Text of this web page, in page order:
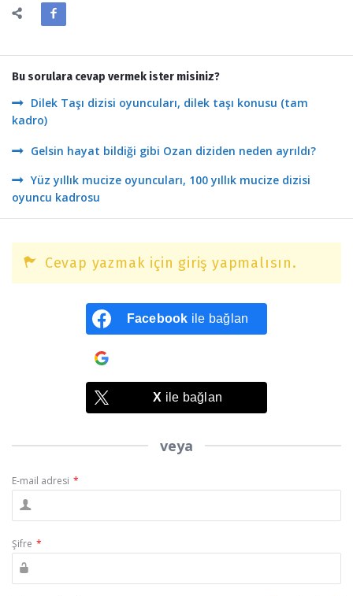
Bu sorulara cevap vermek ister misiniz?
Dilek Taşı dizisi oyuncuları, dilek taşı konusu (tam
kadro)
Gelsin hayat bildiği gibi Ozan diziden neden ayrıldı?
Yüz yıllık mucize oyuncuları, 100 yıllık mucize dizisi
oyuncu kadrosu
Cevap yazmak için giriş yapmalısın.
Facebook ile bağlan
X ile bağlan
veya
E-mail adresi *
Şifre *